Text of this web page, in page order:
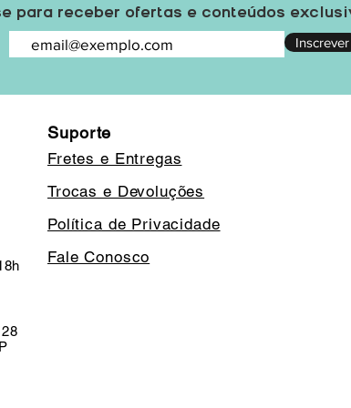
para receber ofertas e conteúdos
Inscrever
Suporte
Fretes e Entregas
Trocas e Devoluções
Política de Privacidade
Fale Conosco